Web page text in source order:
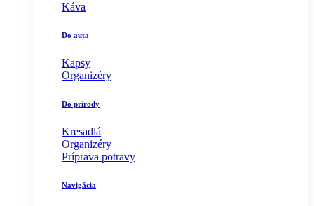
Káva
Do auta
Kapsy
Organizéry
Do prírody
Kresadlá
Organizéry
Príprava potravy
Navigácia